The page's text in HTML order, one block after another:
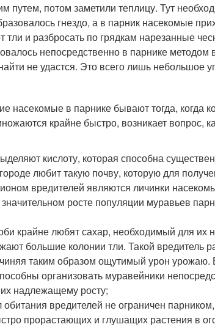
путем, потом заметили теплицу. Тут
гнездо, а в парник насекомые
тли и разбросать по грядкам нарезанные
непосредственно в парнике
не удастся. Это всего лишь небольшое
насекомые в парнике бывают тогда, когда
крайне быстро, возникает вопрос,
кислоту, которая способна
любит такую почву, которую для
вредителей являются личинки
росте популяции муравьев
крайне любят сахар, необходимый для их
большие колонии тли. Такой вредитель
таким образом ощутимый урон урожаю.
организовать муравейники
надлежащему росту;
обитания вредителей не ограничен
прорастающих и глушащих растения в